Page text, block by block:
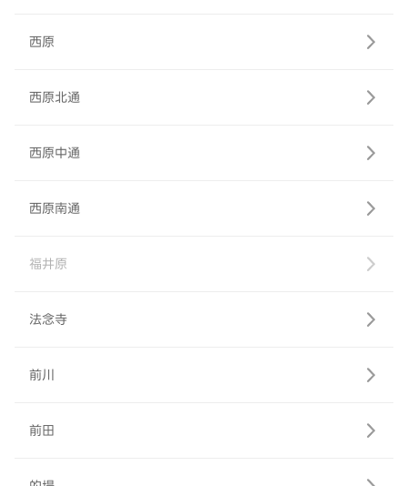
西原
西原北通
西原中通
西原南通
福井原
法念寺
前川
前田